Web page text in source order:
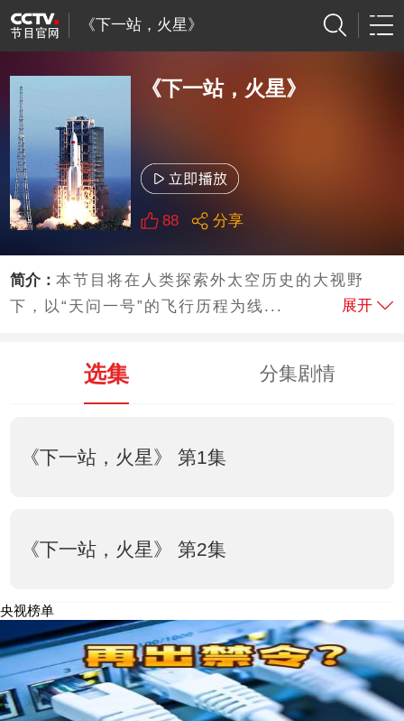
《下一站，火星》
《下一站，火星》
88 分享
简介：本节目将在人类探索外太空历史的大视野
下，以“天问一号”的飞行历程为线...
展开
选集 分集剧情
《下一站，火星》 第1集
《下一站，火星》 第2集
央视榜单